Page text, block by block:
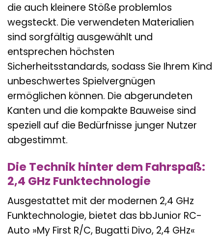
die auch kleinere Stöße problemlos
wegsteckt. Die verwendeten Materialien
sind sorgfältig ausgewählt und
entsprechen höchsten
Sicherheitsstandards, sodass Sie Ihrem Kind
unbeschwertes Spielvergnügen
ermöglichen können. Die abgerundeten
Kanten und die kompakte Bauweise sind
speziell auf die Bedürfnisse junger Nutzer
abgestimmt.
Die Technik hinter dem Fahrspaß:
2,4 GHz Funktechnologie
Ausgestattet mit der modernen 2,4 GHz
Funktechnologie, bietet das bbJunior RC-
Auto »My First R/C, Bugatti Divo, 2,4 GHz«